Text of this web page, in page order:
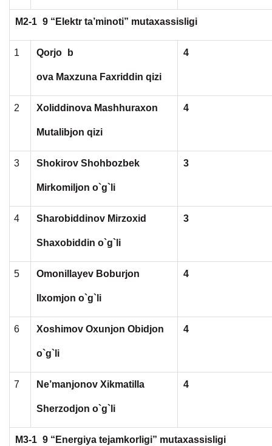
M2-1 9 “Elektr ta’minoti” mutaxassisligi
1 Qorjo b
ova Maxzuna Faxriddin qizi
4
2 Xoliddinova Mashhuraxon
Mutalibjon qizi
4
3 Shokirov Shohbozbek
Mirkomiljon o`g`li
3
4 Sharobiddinov Mirzoxid
Shaxobiddin o`g`li
3
5 Omonillayev Boburjon
Ilxomjon o`g`li
4
6 Xoshimov Oxunjon Obidjon
o`g`li
4
7 Ne’manjonov Xikmatilla
Sherzodjon o`g`li
4
M3-1 9 “Energiya tejamkorligi” mutaxassisligi